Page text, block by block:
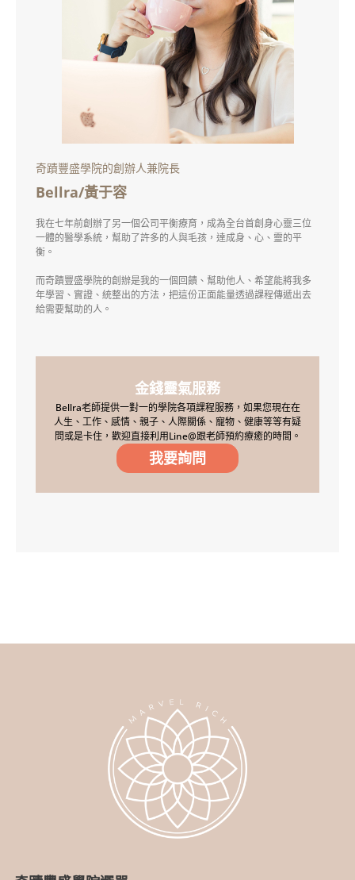
奇蹟豐盛學院的創辦人兼院長
Bellra/黃于容
我在七年前創辦了另一個公司平衡療育，成為全台首創身心靈三位
一體的醫學系統，幫助了許多的人與毛孩，達成身、心、靈的平
衡。
而奇蹟豐盛學院的創辦是我的一個回饋、幫助他人、希望能將我多
年學習、實證、統整出的方法，把這份正面能量透過課程傳遞出去
給需要幫助的人。
金錢靈氣服務
Bellra老師提供一對一的學院各項課程服務，如果您現在在
人生、工作、感情、親子、人際關係、寵物、健康等等有疑
問或是卡住，歡迎直接利用Line@跟老師預約療癒的時間。
我要詢問